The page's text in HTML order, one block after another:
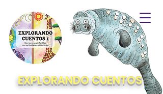
EXPLORANDO CUENTOS